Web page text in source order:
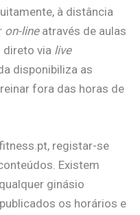
à distância
on-lineatravés de aulas
direto via live
disponibiliza as
fora das horas de
registar-se
Existem
ginásio
os horários e